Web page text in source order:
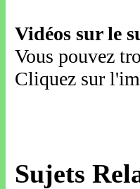
Vidéos sur le
Vous pouvez
Cliquez sur
Sujets